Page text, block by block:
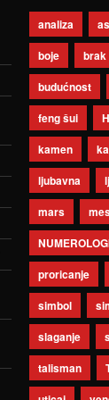
analiza
boje
brak
budućnost
feng šui
kamen
ljubavna
mars
proricanje
simbol
slaganje
talisman